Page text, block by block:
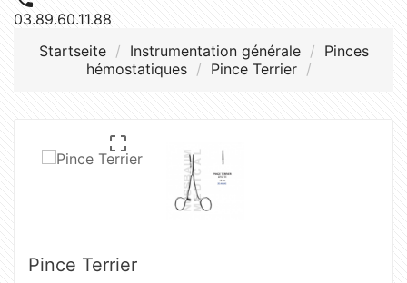
03.89.60.11.88
Startseite
Instrumentation générale
Pinces
hémostatiques
Pince Terrier

Pince Terrier